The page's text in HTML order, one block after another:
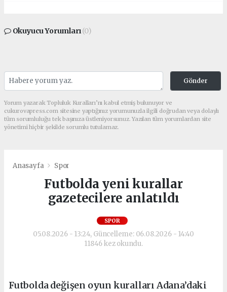
Okuyucu Yorumları(0)
Gönder
Yorum yazarak Topluluk Kuralları’nı kabul etmiş bulunuyor ve
cukurovapress.com sitesine yaptığınız yorumunuzla ilgili doğrudan veya dolaylı
tüm sorumluluğu tek başınıza üstleniyorsunuz. Yazılan tüm yorumlardan site
yönetimi hiçbir şekilde sorumlu tutulamaz.
Anasayfa Spor
Futbolda yeni kurallar
gazetecilere anlatıldı
SPOR
05.08.2026 - 13:24, Güncelleme: 06.08.2026 - 14:40
11846 kez okundu.
Futbolda değişen oyun kuralları Adana’daki